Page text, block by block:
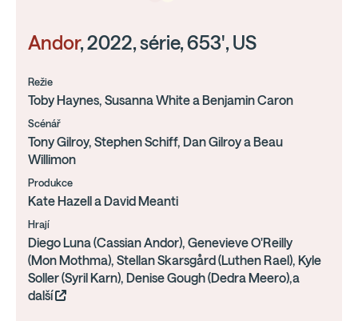
Andor, 2022, série, 653', US
Režie
Toby Haynes, Susanna White a Benjamin Caron
Scénář
Tony Gilroy, Stephen Schiff, Dan Gilroy a Beau
Willimon
Produkce
Kate Hazell a David Meanti
Hrají
Diego Luna (Cassian Andor), Genevieve O'Reilly
(Mon Mothma), Stellan Skarsgård (Luthen Rael), Kyle
Soller (Syril Karn), Denise Gough (Dedra Meero),a
další